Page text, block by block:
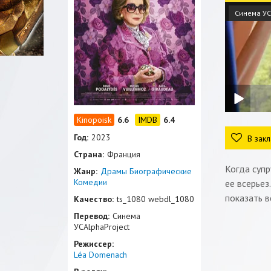
Синема УС
В
Когда
ее
показать
6.6
6.4
Год: 2023
Страна: Франция
Жанр: Драмы Биографические
Комедии
Качество: ts_1080 webdl_1080
Перевод: Синема
УСAlphaProject
Режиссер:
Léa Domenach